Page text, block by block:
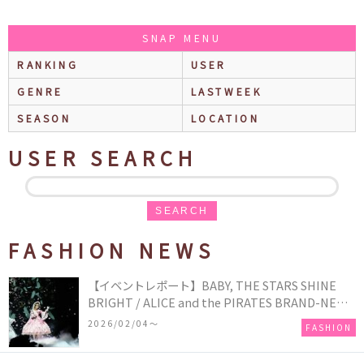
SNAP MENU
RANKING
USER
GENRE
LASTWEEK
SEASON
LOCATION
USER SEARCH
SEARCH
FASHION NEWS
【イベントレポート】BABY, THE STARS SHINE
BRIGHT / ALICE and the PIRATES BRAND-NEW
COLLECTION in TOKYO
2026/02/04〜 FASHION